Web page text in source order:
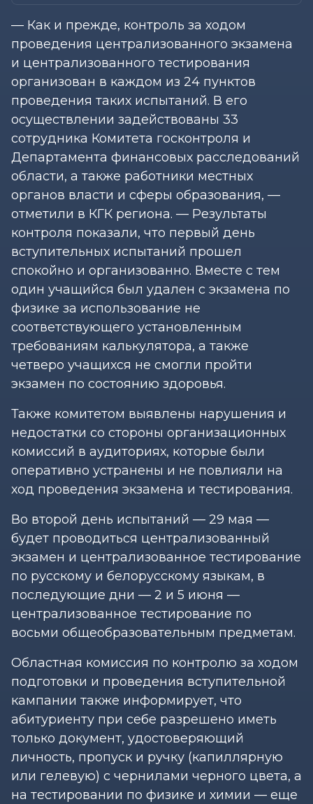
— Как и прежде, контроль за ходом
проведения централизованного экзамена
и централизованного тестирования
организован в каждом из 24 пунктов
проведения таких испытаний. В его
осуществлении задействованы 33
сотрудника Комитета госконтроля и
Департамента финансовых расследований
области, а также работники местных
органов власти и сферы образования, —
отметили в КГК региона. — Результаты
контроля показали, что первый день
вступительных испытаний прошел
спокойно и организованно. Вместе с тем
один учащийся был удален с экзамена по
физике за использование не
соответствующего установленным
требованиям калькулятора, а также
четверо учащихся не смогли пройти
экзамен по состоянию здоровья.
Также комитетом выявлены нарушения и
недостатки со стороны организационных
комиссий в аудиториях, которые были
оперативно устранены и не повлияли на
ход проведения экзамена и тестирования.
Во второй день испытаний — 29 мая —
будет проводиться централизованный
экзамен и централизованное тестирование
по русскому и белорусскому языкам, в
последующие дни — 2 и 5 июня —
централизованное тестирование по
восьми общеобразовательным предметам.
Областная комиссия по контролю за ходом
подготовки и проведения вступительной
кампании также информирует, что
абитуриенту при себе разрешено иметь
только документ, удостоверяющий
личность, пропуск и ручку (капиллярную
или гелевую) с чернилами черного цвета, а
на тестировании по физике и химии — еще